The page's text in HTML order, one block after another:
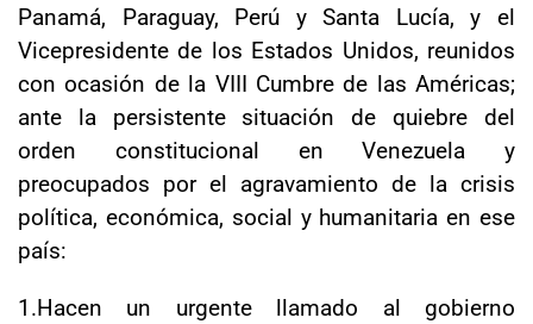
Panamá, Paraguay, Perú y Santa Lucía, y el
Vicepresidente de los Estados Unidos, reunidos
con ocasión de la VIII Cumbre de las Américas;
ante la persistente situación de quiebre del
orden constitucional en Venezuela y
preocupados por el agravamiento de la crisis
política, económica, social y humanitaria en ese
país:
1.Hacen un urgente llamado al gobierno